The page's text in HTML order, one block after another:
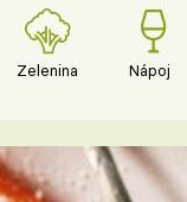
Zelenina Nápoje